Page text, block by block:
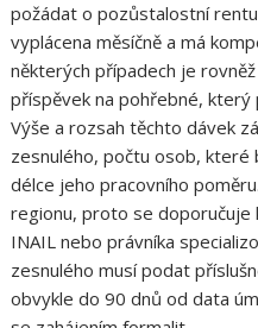
požádat o pozůstalostní
vyplácena měsíčně a má
některých případech je
příspěvek na pohřebné, který
Výše a rozsah těchto dávek
zesnulého, počtu osob, které
délce jeho pracovního
regionu, proto se
INAIL nebo právníka
zesnulého musí podat
obvykle do 90 dnů od data